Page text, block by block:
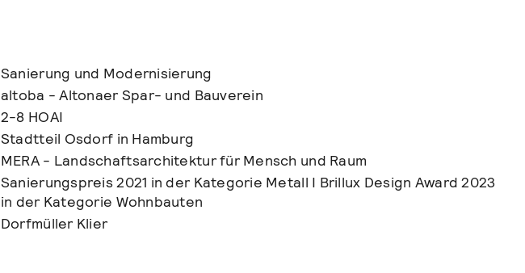
Sanierung und Modernisierung
altoba - Altonaer Spar- und Bauverein
2-8 HOAI
Stadtteil Osdorf in Hamburg
MERA - Landschaftsarchitektur für Mensch und Raum
Sanierungspreis 2021 in der Kategorie Metall I Brillux Design Award 2023
in der Kategorie Wohnbauten
Dorfmüller Klier